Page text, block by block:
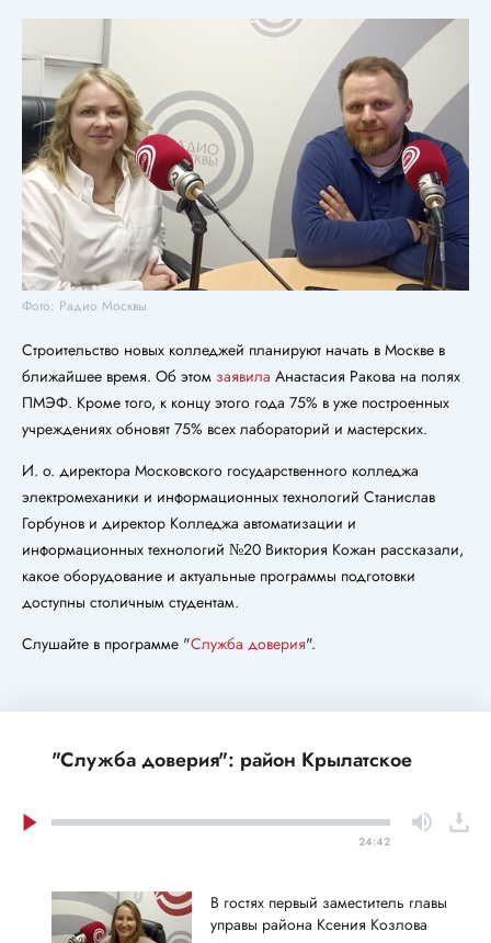
Фото: Радио Москвы
Строительство новых колледжей планируют начать в Москве в
ближайшее время. Об этом заявила Анастасия Ракова на полях
ПМЭФ. Кроме того, к концу этого года 75% в уже построенных
учреждениях обновят 75% всех лабораторий и мастерских.
И. о. директора Московского государственного колледжа
электромеханики и информационных технологий Станислав
Горбунов и директор Колледжа автоматизации и
информационных технологий №20 Виктория Кожан рассказали,
какое оборудование и актуальные программы подготовки
доступны столичным студентам.
Слушайте в программе "Служба доверия".
"Служба доверия": район Крылатское
24:42
В гостях первый заместитель главы
управы района Ксения Козлова